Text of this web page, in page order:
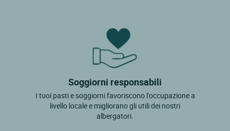
Soggiorni responsabili
I tuoi pasti e soggiorni favoriscono l'occupazione a
livello locale e migliorano gli utili dei nostri
albergatori.